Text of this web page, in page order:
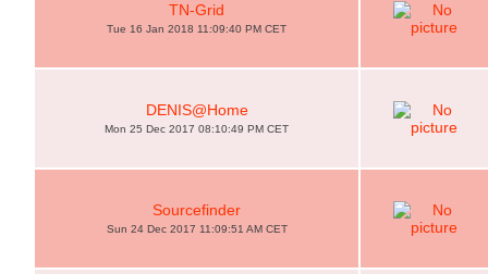
TN-Grid
Tue 16 Jan 2018 11:09:40 PM CET
DENIS@Home
Mon 25 Dec 2017 08:10:49 PM CET
Sourcefinder
Sun 24 Dec 2017 11:09:51 AM CET